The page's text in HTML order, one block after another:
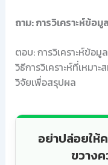
ถาม: การวิเคราะห์ข้อ
ตอบ: การวิเคราะห์ข้อ
วิธีการวิเคราะห์ที่เหมา
วิจัยเพื่อสรุปผล
อย่าปล่อยให้
ขวาง